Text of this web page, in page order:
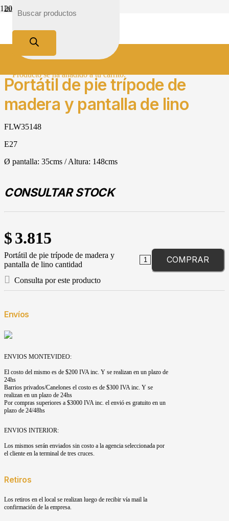
Productose ha añadido a tu carrito.
Inicio
Tienda
Clásico
Portátil de pie trípode de madera y pantalla de lino
Portátil de pie trípode de
madera y pantalla de lino
FLW35148
E27
Ø pantalla: 35cms / Altura: 148cms
CONSULTAR STOCK
$3.815
Portátil de pie trípode de madera y
pantalla de lino cantidad
COMPRAR
Consulta por este producto
Envíos
ENVIOS MONTEVIDEO:
El costo del mismo es de $200 IVA inc. Y se realizan en un plazo de
24hs
Barrios privados/Canelones el costo es de $300 IVA inc. Y se
realizan en un plazo de 24hs
Por compras superiores a $3000 IVA inc. el envió es gratuito en un
plazo de 24/48hs
ENVIOS INTERIOR:
Los mismos serán enviados sin costo a la agencia seleccionada por
el cliente en la terminal de tres cruces.
Retiros
Los retiros en el local se realizan luego de recibir vía mail la
confirmación de la empresa.